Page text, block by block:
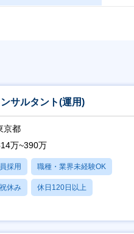
サルタント(運用)
京都
万~390万
採用 職種・業界未経験OK
休み 休日120日以上